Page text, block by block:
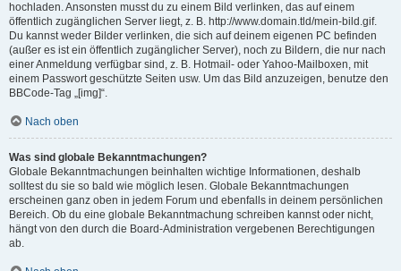
hochladen. Ansonsten musst du zu einem Bild verlinken, das auf einem
öffentlich zugänglichen Server liegt, z. B. http://www.domain.tld/mein-bild.gif.
Du kannst weder Bilder verlinken, die sich auf deinem eigenen PC befinden
(außer es ist ein öffentlich zugänglicher Server), noch zu Bildern, die nur nach
einer Anmeldung verfügbar sind, z. B. Hotmail- oder Yahoo-Mailboxen, mit
einem Passwort geschützte Seiten usw. Um das Bild anzuzeigen, benutze den
BBCode-Tag „[img]“.
Nach oben
Was sind globale Bekanntmachungen?
Globale Bekanntmachungen beinhalten wichtige Informationen, deshalb
solltest du sie so bald wie möglich lesen. Globale Bekanntmachungen
erscheinen ganz oben in jedem Forum und ebenfalls in deinem persönlichen
Bereich. Ob du eine globale Bekanntmachung schreiben kannst oder nicht,
hängt von den durch die Board-Administration vergebenen Berechtigungen
ab.